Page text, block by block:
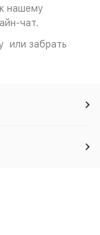
нашему
чат.
или забрать